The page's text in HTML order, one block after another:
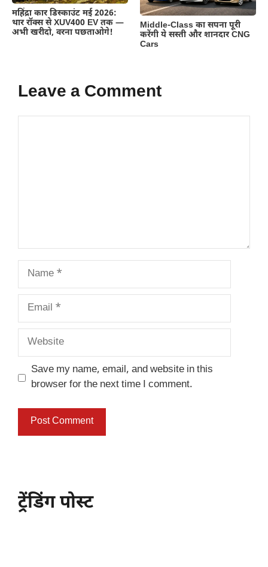
महिंद्रा कार डिस्काउंट मई 2026:
थार रॉक्स से XUV400 EV तक —
अभी खरीदो, वरना पछताओगे!
Middle-Class का सपना पूरी
करेंगी ये सस्ती और शानदार CNG
Cars
Leave a Comment
Name
Email
Website
Save my name, email, and website in this
browser for the next time I comment.
ट्रेंडिंग पोस्ट